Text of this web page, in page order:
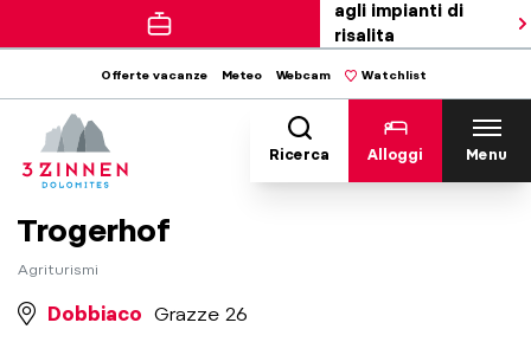
agli impianti di
risalita
Offerte vacanze Meteo Webcam Watchlist
Ricerca Alloggi Menu
Trogerhof
Agriturismi
Dobbiaco Grazze 26